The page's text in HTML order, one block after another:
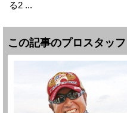
る2 ...
この記事のプロスタッフ